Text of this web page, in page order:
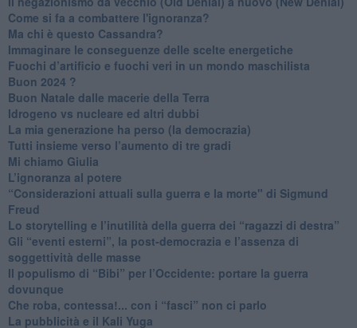
Come si fa a combattere l'ignoranza?
Ma chi è questo Cassandra?
Immaginare le conseguenze delle scelte energetiche
​Fuochi d’artificio e fuochi veri in un mondo maschilista
Buon 2024 ?
​Buon Natale dalle macerie della Terra
​Idrogeno vs nucleare ed altri dubbi
​La mia generazione ha perso (la democrazia)
​Tutti insieme verso l’aumento di tre gradi
Mi chiamo Giulia
L’ignoranza al potere
​“Considerazioni attuali sulla guerra e la morte" di Sigmund
Freud
​Lo storytelling e l’inutilità della guerra dei “ragazzi di destra”
​Gli “eventi esterni”, la post-democrazia e l’assenza di
soggettività delle masse
​Il populismo di “Bibi” per l’Occidente: portare la guerra
dovunque
​Che roba, contessa!... con i “fasci” non ci parlo
La pubblicità e il Kali Yuga